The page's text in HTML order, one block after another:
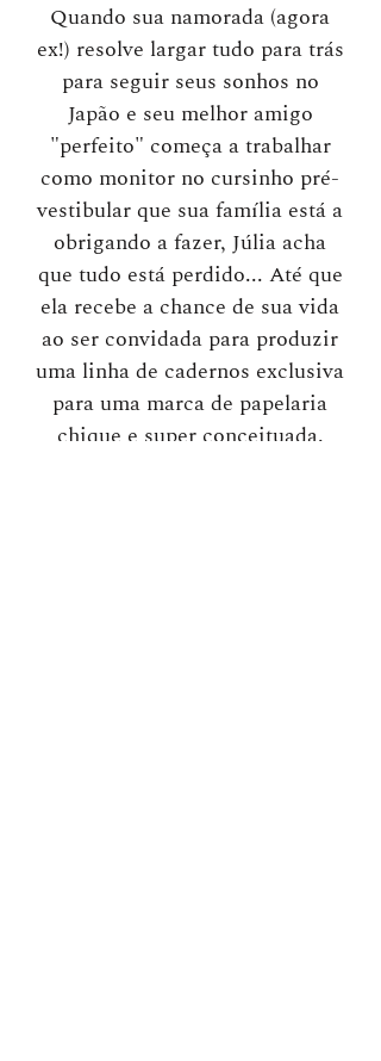
Quando sua namorada (agora
ex!) resolve largar tudo para trás
para seguir seus sonhos no
Japão e seu melhor amigo
"perfeito" começa a trabalhar
como monitor no cursinho pré-
vestibular que sua família está a
obrigando a fazer, Júlia acha
que tudo está perdido... Até que
ela recebe a chance de sua vida
ao ser convidada para produzir
uma linha de cadernos exclusiva
para uma marca de papelaria
chique e super conceituada.